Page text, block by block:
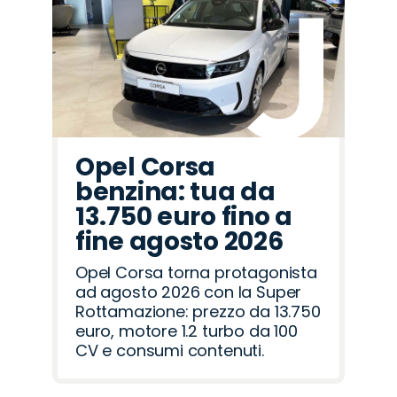
Mazda
Cupra
Lancia
Seat
Citroën
Peugeot
Fiat
Omoda
Abarth
Jeep
Hyundai
Jaecoo
Alfa
Romeo
Opel
Land
Rover
Opel Corsa
benzina: tua da
13.750 euro fino a
fine agosto 2026
Opel Corsa torna protagonista
ad agosto 2026 con la Super
Rottamazione: prezzo da 13.750
euro, motore 1.2 turbo da 100
CV e consumi contenuti.